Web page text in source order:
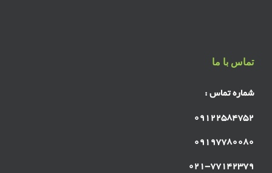
تماس با ما
شماره تماس :
۰۹۱۲۲۵۸۴۷۵۲
۰۹۱۹۷۷۸۰۰۸۰
۰۲۱-۷۷۱۴۲۳۷۹